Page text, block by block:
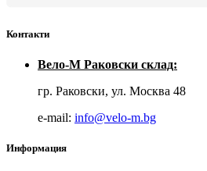
Контакти
Вело-М Раковски склад:
гр. Раковски, ул. Москва 48
е-mail: info@velo-m.bg
Информация